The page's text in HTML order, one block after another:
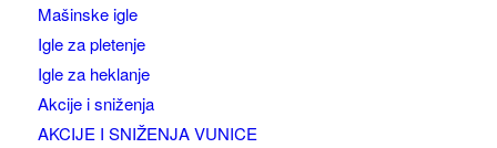
Mašinske igle
Igle za pletenje
Igle za heklanje
Akcije i sniženja
AKCIJE I SNIŽENJA VUNICE